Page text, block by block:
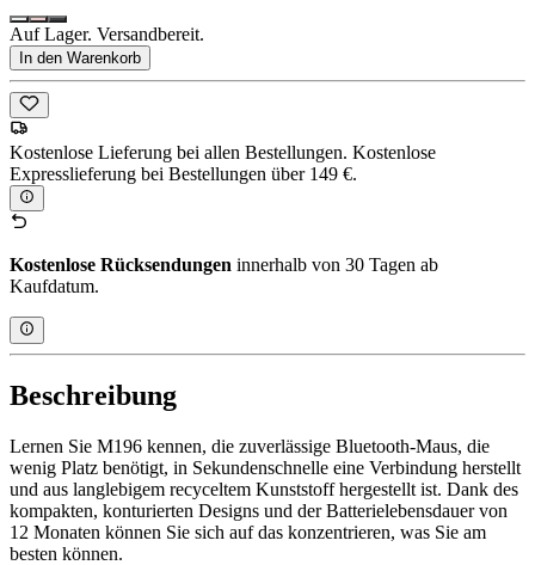
Auf Lager. Versandbereit.
In den Warenkorb
Kostenlose Lieferung bei allen Bestellungen. Kostenlose
Expresslieferung bei Bestellungen über 149 €.
Kostenlose Rücksendungen innerhalb von 30 Tagen ab
Kaufdatum.
Beschreibung
Lernen Sie M196 kennen, die zuverlässige Bluetooth-Maus, die
wenig Platz benötigt, in Sekundenschnelle eine Verbindung herstellt
und aus langlebigem recyceltem Kunststoff hergestellt ist. Dank des
kompakten, konturierten Designs und der Batterielebensdauer von
12 Monaten können Sie sich auf das konzentrieren, was Sie am
besten können.